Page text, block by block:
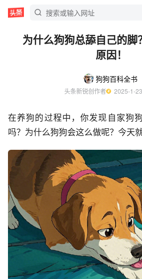
为什么狗狗总舔自己的脚
原因！
狗狗百科全书
头条新锐创作者
2025-1-
在养狗的过程中，你发现自家狗
吗？为什么狗狗会这么做呢？今天